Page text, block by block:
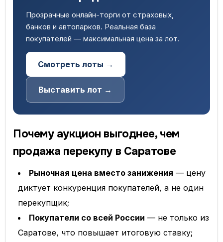
Прозрачные онлайн-торги от страховых,
банков и автопарков. Реальная база
покупателей — максимальная цена за лот.
Смотреть лоты →
Выставить лот →
Почему аукцион выгоднее, чем
продажа перекупу в Саратове
Рыночная цена вместо занижения — цену
диктует конкуренция покупателей, а не один
перекупщик;
Покупатели со всей России — не только из
Саратове, что повышает итоговую ставку;